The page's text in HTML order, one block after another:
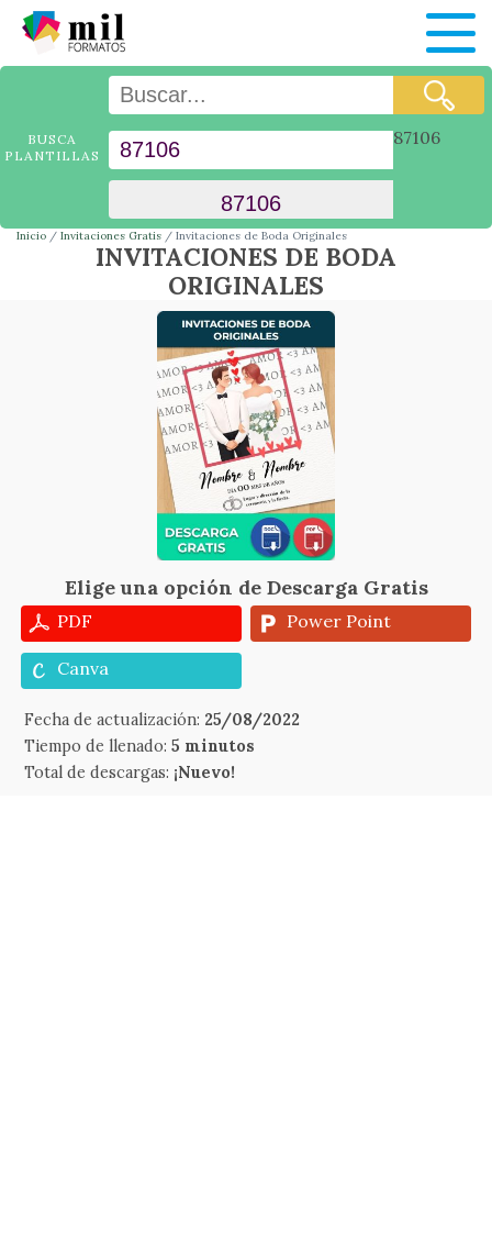
BUSCA
PLANTILLAS
87106
Inicio Invitaciones Gratis Invitaciones de Boda Originales
INVITACIONES DE BODA
ORIGINALES
Elige una opción de Descarga Gratis
PDF Power Point
Canva
Fecha de actualización: 25/08/2022
Tiempo de llenado:5 minutos
Total de descargas: ¡Nuevo!